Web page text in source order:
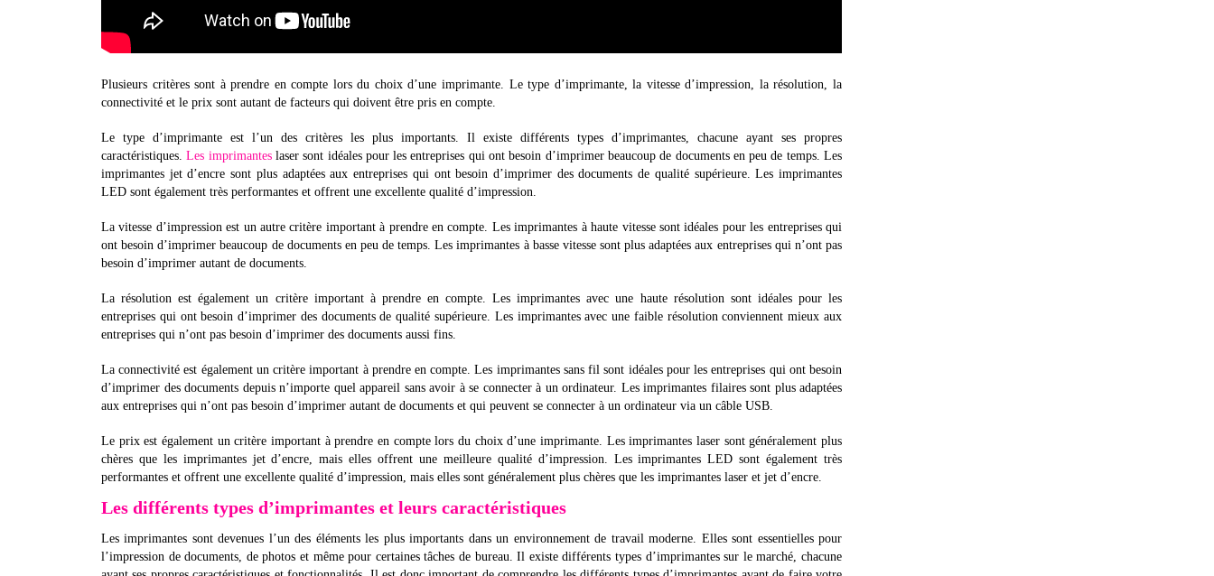
Plusieurs critères sont à prendre en compte lors du choix d’une imprimante. Le type d’imprimante, la vitesse d’impression, la résolution, la
connectivité et le prix sont autant de facteurs qui doivent être pris en compte.
Le type d’imprimante est l’un des critères les plus importants. Il existe différents types d’imprimantes, chacune ayant ses propres
caractéristiques.Les imprimanteslaser sont idéales pour les entreprises qui ont besoin d’imprimer beaucoup de documents en peu de temps. Les
imprimantes jet d’encre sont plus adaptées aux entreprises qui ont besoin d’imprimer des documents de qualité supérieure. Les imprimantes
LED sont également très performantes et offrent une excellente qualité d’impression.
La vitesse d’impression est un autre critère important à prendre en compte. Les imprimantes à haute vitesse sont idéales pour les entreprises qui
ont besoin d’imprimer beaucoup de documents en peu de temps. Les imprimantes à basse vitesse sont plus adaptées aux entreprises qui n’ont pas
besoin d’imprimer autant de documents.
La résolution est également un critère important à prendre en compte. Les imprimantes avec une haute résolution sont idéales pour les
entreprises qui ont besoin d’imprimer des documents de qualité supérieure. Les imprimantes avec une faible résolution conviennent mieux aux
entreprises qui n’ont pas besoin d’imprimer des documents aussi fins.
La connectivité est également un critère important à prendre en compte. Les imprimantes sans fil sont idéales pour les entreprises qui ont besoin
d’imprimer des documents depuis n’importe quel appareil sans avoir à se connecter à un ordinateur. Les imprimantes filaires sont plus adaptées
aux entreprises qui n’ont pas besoin d’imprimer autant de documents et qui peuvent se connecter à un ordinateur via un câble USB.
Le prix est également un critère important à prendre en compte lors du choix d’une imprimante. Les imprimantes laser sont généralement plus
chères que les imprimantes jet d’encre, mais elles offrent une meilleure qualité d’impression. Les imprimantes LED sont également très
performantes et offrent une excellente qualité d’impression, mais elles sont généralement plus chères que les imprimantes laser et jet d’encre.
Les différents types d’imprimantes et leurs caractéristiques
Les imprimantes sont devenues l’un des éléments les plus importants dans un environnement de travail moderne. Elles sont essentielles pour
l’impression de documents, de photos et même pour certaines tâches de bureau. Il existe différents types d’imprimantes sur le marché, chacune